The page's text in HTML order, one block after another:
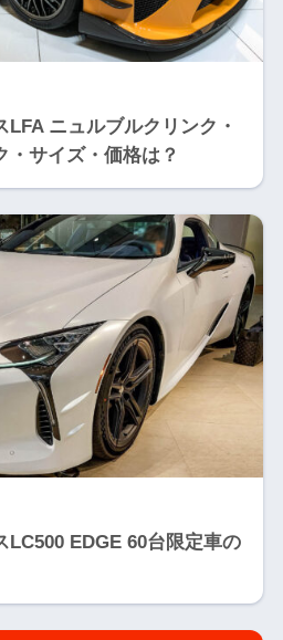
LFA ニュルブルクリンク・
・サイズ・価格は？
LC500 EDGE 60台限定車の